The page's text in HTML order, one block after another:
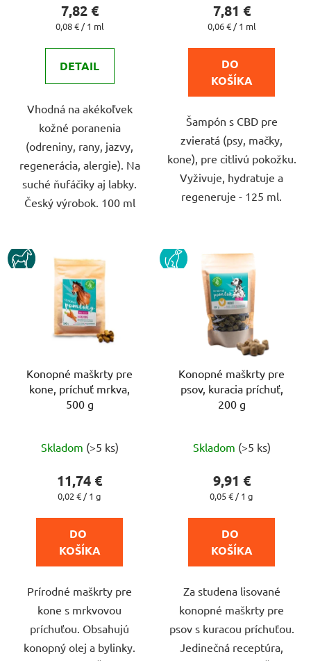
je
7,82 €
Jednotková
0,08 € / 1 ml
DETAIL
Vhodná na akékoľvek
kožné poranenia
(odreniny, rany, jazvy,
regenerácia, alergie). Na
suché ňufáčiky aj labky.
Český výrobok. 100 ml
je
z
5
hviezdičiek.
7,81 €
Jednotková
0,06 € / 1 ml
DO
KOŠÍKA
Šampón s CBD pre
zvieratá (psy, mačky,
kone), pre citlivú pokožku.
Vyživuje, hydratuje a
regeneruje - 125 ml.
KUN
Konopné maškrty pre
kone, príchuť mrkva,
500 g
hodnotenie
je
z
5
hviezdičiek.
Skladom (>5 ks)
11,74 €
Jednotková
0,02 € / 1 g
DO
KOŠÍKA
Prírodné maškrty pre
kone s mrkvovou
príchuťou. Obsahujú
konopný olej a bylinky.
PES
Konopné maškrty pre
psov, kuracia príchuť,
200 g
hodnotenie
je
z
5
hviezdičiek.
Skladom (>5 ks)
9,91 €
Jednotková
0,05 € / 1 g
DO
KOŠÍKA
Za studena lisované
konopné maškrty pre
psov s kuracou príchuťou.
Jedinečná receptúra,